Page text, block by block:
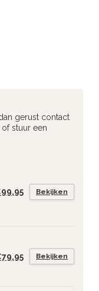
gerust contact
of stuur een
Bekijken
Bekijken